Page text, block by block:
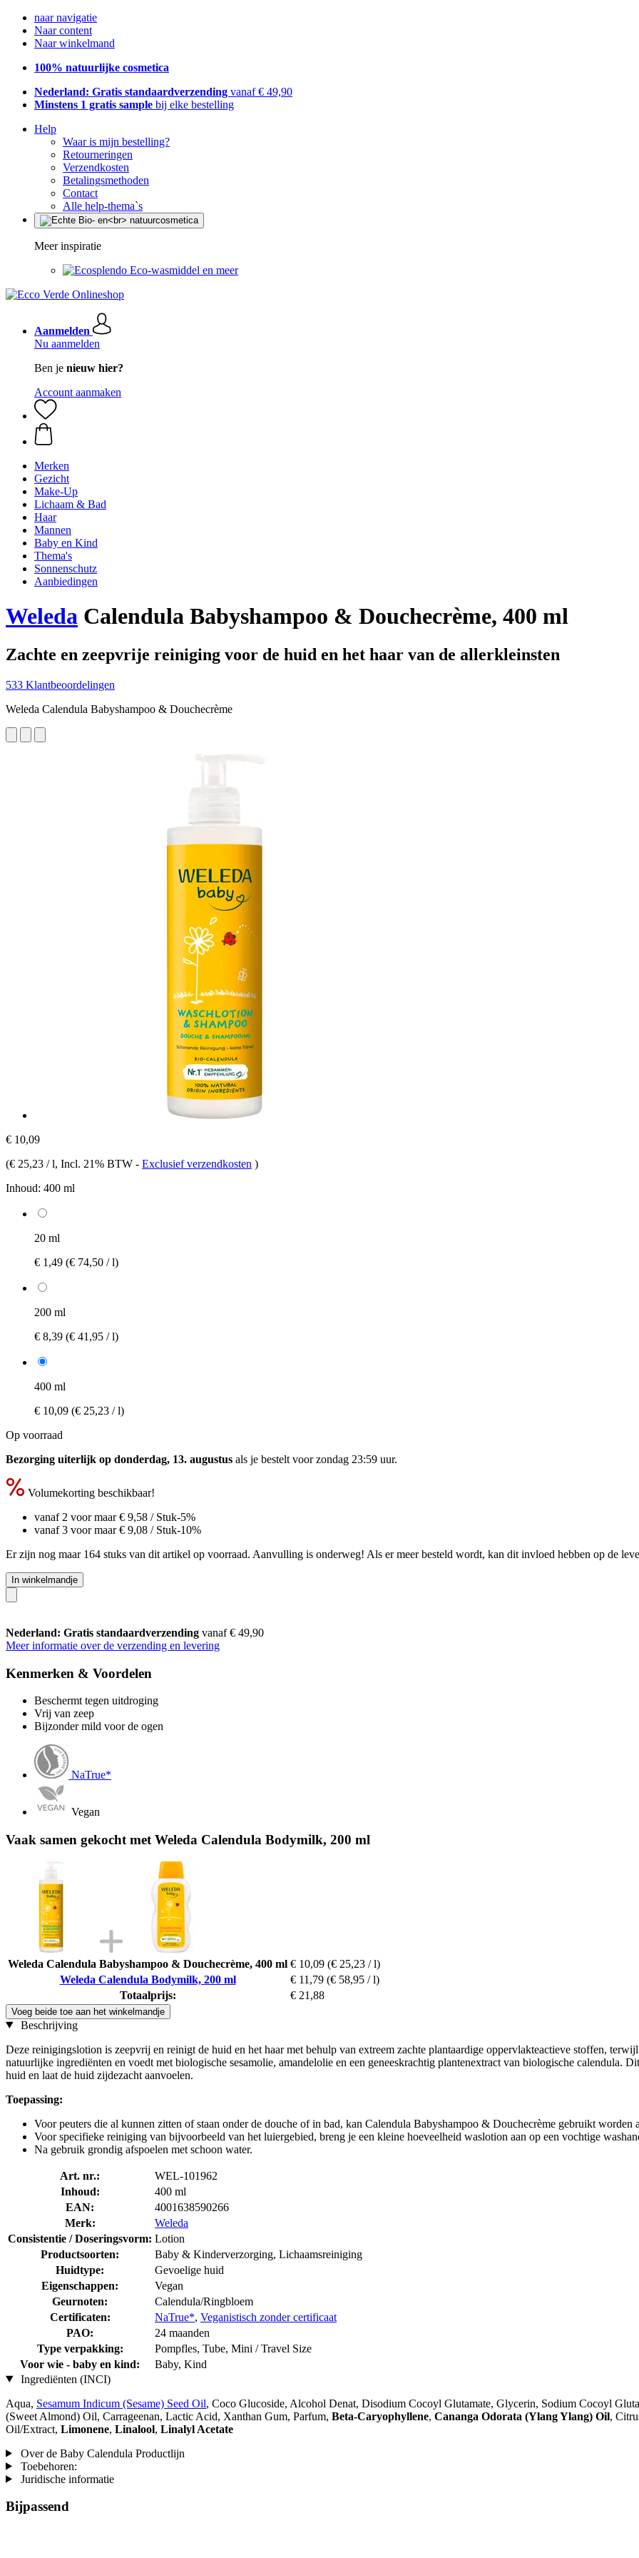
naar navigatie
Naar content
Naar winkelmand
100% natuurlijke cosmetica
Nederland: Gratis standaardverzending vanaf € 49,90
Minstens 1 gratis sample bij elke bestelling
Help
Waar is mijn bestelling?
Retourneringen
Verzendkosten
Betalingsmethoden
Contact
Alle help-thema`s
Meer inspiratie
Eco-wasmiddel en meer
Aanmelden
Nu aanmelden
Ben je nieuw hier?
Account aanmaken
Merken
Gezicht
Make-Up
Lichaam & Bad
Haar
Mannen
Baby en Kind
Thema's
Sonnenschutz
Aanbiedingen
Weleda Calendula Babyshampoo & Douchecrème, 400 ml
Zachte en zeepvrije reiniging voor de huid en het haar van de allerkleinsten
533 Klantbeoordelingen
Weleda Calendula Babyshampoo & Douchecrème
€ 10,09
(€ 25,23 / l, Incl. 21% BTW - Exclusief verzendkosten )
Inhoud: 400 ml
20 ml
€ 1,49 (€ 74,50 / l)
200 ml
€ 8,39 (€ 41,95 / l)
400 ml
€ 10,09 (€ 25,23 / l)
Op voorraad
Bezorging uiterlijk op donderdag, 13. augustus als je bestelt voorzondag 23:59 uur.
Volumekorting beschikbaar!
vanaf 2 voor maar€ 9,58 / Stuk-5%
vanaf 3 voor maar€ 9,08 / Stuk-10%
Er zijn nog maar 164 stuks van dit artikel op voorraad. Aanvulling is onderweg! Als er meer besteld wordt, kan dit invloed hebben op de
In winkelmandje
Nederland: Gratis standaardverzending vanaf € 49,90
Meer informatie over de verzending en levering
Kenmerken & Voordelen
Beschermt tegen uitdroging
Vrij van zeep
Bijzonder mild voor de ogen
NaTrue*
Vegan
Vaak samen gekocht met Weleda Calendula Bodymilk, 200 ml
Weleda Calendula Babyshampoo & Douchecrème, 400 ml € 10,09 (€ 25,23 / l)
Weleda Calendula Bodymilk, 200 ml
€ 11,79 (€ 58,95 / l)
Totaalprijs:
€ 21,88
Voeg beide toe aan het winkelmandje
Beschrijving
Deze reinigingslotion is zeepvrij en reinigt de huid en het haar met behulp van extreem zachte plantaardige oppervlakteactieve stoffen,
natuurlijke ingrediënten en voedt met biologische sesamolie, amandelolie en een geneeskrachtig plantenextract van biologische calendula.
huid en laat de huid zijdezacht aanvoelen.
Toepassing:
Voor peuters die al kunnen zitten of staan onder de douche of in bad, kan Calendula Babyshampoo & Douchecrème gebruikt worden
Voor specifieke reiniging van bijvoorbeeld van het luiergebied, breng je een kleine hoeveelheid waslotion aan op een vochtige
Na gebruik grondig afspoelen met schoon water.
Art. nr.:
WEL-101962
Inhoud:
400 ml
EAN:
4001638590266
Merk:
Weleda
Consistentie / Doseringsvorm: Lotion
Productsoorten:
Baby & Kinderverzorging, Lichaamsreiniging
Huidtype:
Gevoelige huid
Eigenschappen:
Vegan
Geurnoten:
Calendula/Ringbloem
Certificaten:
NaTrue*, Veganistisch zonder certificaat
PAO:
24 maanden
Type verpakking:
Pompfles, Tube, Mini / Travel Size
Voor wie - baby en kind:
Baby, Kind
Ingrediënten (INCI)
Aqua, Sesamum Indicum (Sesame) Seed Oil, Coco Glucoside, Alcohol Denat, Disodium Cocoyl Glutamate, Glycerin, Sodium Cocoyl
(Sweet Almond) Oil, Carrageenan, Lactic Acid, Xanthan Gum, Parfum, Beta-Caryophyllene, Cananga Odorata (Ylang Ylang) Oil,
Oil/Extract, Limonene, Linalool, Linalyl Acetate
Over de Baby Calendula Productlijn
Toebehoren:
Juridische informatie
Bijpassend